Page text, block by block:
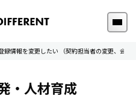
録情報を変更したい （契約担当者の変更、会社
・人材育成